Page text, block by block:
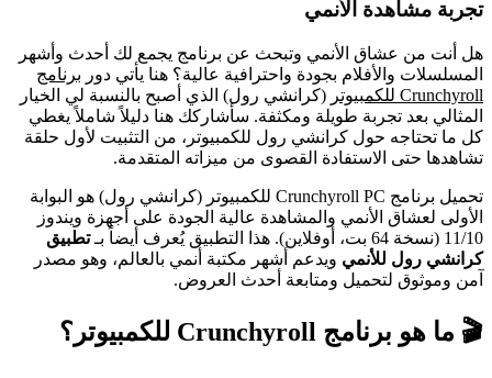
تجربة مشاهدة الأنمي
هل أنت من عشاق الأنمي وتبحث عن برنامج يجمع لك أحدث وأشهر
المسلسلات والأفلام بجودة واحترافية عالية؟ هنا يأتي دور برنامج
Crunchyroll للكمبيوتر
(كرانشي رول) الذي أصبح بالنسبة لي الخيار
المثالي بعد تجربة طويلة ومكثفة. سأشاركك هنا دليلاً شاملاً يغطي
كل ما تحتاجه حول كرانشي رول للكمبيوتر، من التثبيت لأول حلقة
تشاهدها حتى الاستفادة القصوى من ميزاته المتقدمة.
تحميل برنامج Crunchyroll PC للكمبيوتر (كرانشي رول) هو البوابة
الأولى لعشاق الأنمي والمشاهدة عالية الجودة على أجهزة ويندوز
11/10 (نسخة 64 بت، أوفلاين). هذا التطبيق يُعرف أيضاً بـ
تطبيق
كرانشي رول للأنمي ويدعم أشهر مكتبة أنمي بالعالم، وهو مصدر
آمن وموثوق لتحميل ومتابعة أحدث العروض.
🎬 ما هو برنامج Crunchyroll للكمبيوتر؟